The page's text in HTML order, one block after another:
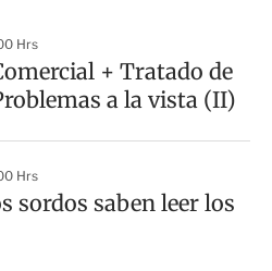
Hrs
+ Tratado de
a la vista (II)
Hrs
sordos saben leer los